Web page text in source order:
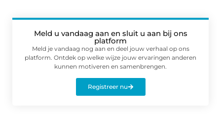
Meld u vandaag aan en sluit u aan bij ons
platform
Meld je vandaag nog aan en deel jouw verhaal op ons
platform. Ontdek op welke wijze jouw ervaringen anderen
kunnen motiveren en samenbrengen.
Registreer nu